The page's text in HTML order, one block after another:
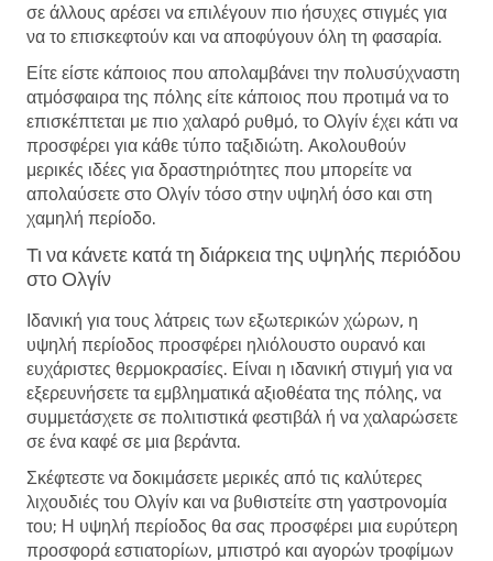
σε άλλους αρέσει να επιλέγουν πιο ήσυχες στιγμές για
να το επισκεφτούν και να αποφύγουν όλη τη φασαρία.
Είτε είστε κάποιος που απολαμβάνει την πολυσύχναστη
ατμόσφαιρα της πόλης είτε κάποιος που προτιμά να το
επισκέπτεται με πιο χαλαρό ρυθμό, το Ολγίν έχει κάτι να
προσφέρει για κάθε τύπο ταξιδιώτη. Ακολουθούν
μερικές ιδέες για δραστηριότητες που μπορείτε να
απολαύσετε στο Ολγίν τόσο στην υψηλή όσο και στη
χαμηλή περίοδο.
Τι να κάνετε κατά τη διάρκεια της υψηλής περιόδου
στο Ολγίν
Ιδανική για τους λάτρεις των εξωτερικών χώρων, η
υψηλή περίοδος προσφέρει ηλιόλουστο ουρανό και
ευχάριστες θερμοκρασίες. Είναι η ιδανική στιγμή για να
εξερευνήσετε τα εμβληματικά αξιοθέατα της πόλης, να
συμμετάσχετε σε πολιτιστικά φεστιβάλ ή να χαλαρώσετε
σε ένα καφέ σε μια βεράντα.
Σκέφτεστε να δοκιμάσετε μερικές από τις καλύτερες
λιχουδιές του Ολγίν και να βυθιστείτε στη γαστρονομία
του; Η υψηλή περίοδος θα σας προσφέρει μια ευρύτερη
προσφορά εστιατορίων, μπιστρό και αγορών τροφίμων